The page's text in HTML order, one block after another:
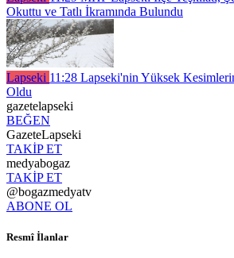
Okuttu ve Tatlı İkramında Bulundu
Lapseki 11:28 Lapseki'nin Yüksek
Oldu
gazetelapseki
BEĞEN
GazeteLapseki
TAKİP ET
medyabogaz
TAKİP ET
@bogazmedyatv
ABONE OL
Resmî İlanlar